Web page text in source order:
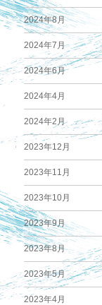
2024年8月
2024年7月
2024年6月
2024年4月
2024年2月
2023年12月
2023年11月
2023年10月
2023年9月
2023年8月
2023年5月
2023年4月